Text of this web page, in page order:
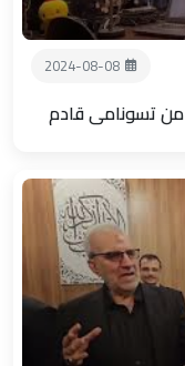
2024-08-08
من تسونامي قادم